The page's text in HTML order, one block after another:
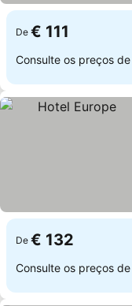
De € 111
Consulte os preços de
De € 132
Consulte os preços de